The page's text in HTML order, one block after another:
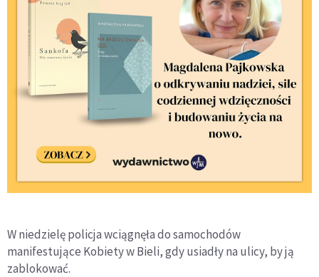
W niedzielę policja wciągnęła do samochodów
manifestujące Kobiety w Bieli, gdy usiadły na ulicy, by ją
zablokować.